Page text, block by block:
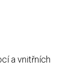
a vnitřních